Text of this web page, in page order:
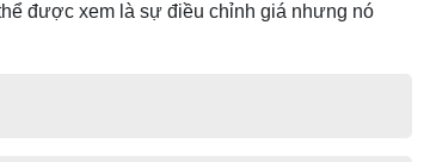
được xem là sự điều chỉnh giá nhưng nó